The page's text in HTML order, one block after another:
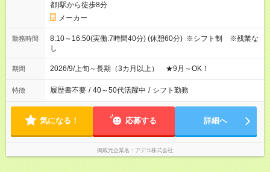
都)駅から徒歩8分
メーカー
勤務時間
8:10～16:50(実働:7時間40分) (休憩60分) ※シフト制 ※残業な
し
期間 2026/9/上旬～長期（3カ月以上） ★9月～OK！
特徴 履歴書不要 / 40～50代活躍中 / シフト勤務
気になる！ 応募する 詳細へ
掲載元企業名 アデコ株式会社